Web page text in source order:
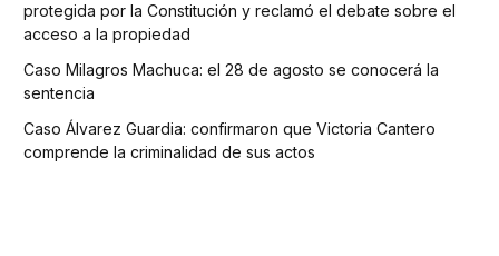
protegida por la Constitución y reclamó el debate sobre el
acceso a la propiedad
Caso Milagros Machuca: el 28 de agosto se conocerá la
sentencia
Caso Álvarez Guardia: confirmaron que Victoria Cantero
comprende la criminalidad de sus actos